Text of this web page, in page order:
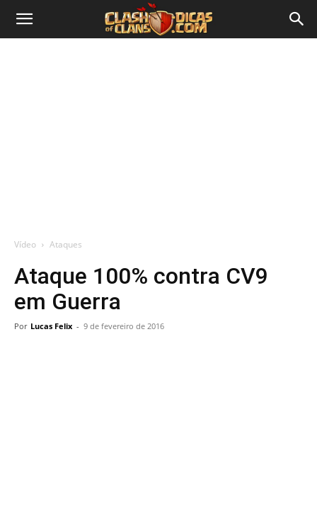
Vídeo Ataques
Ataque 100% contra CV9
em Guerra
Por Lucas Felix - 9 de fevereiro de 2016